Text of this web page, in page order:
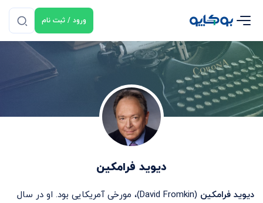
ورود / ثبت نام
دیوید فرامکین
دیوید فرامکین
(David Fromkin)، مورخی آمریکایی بود. او در سال